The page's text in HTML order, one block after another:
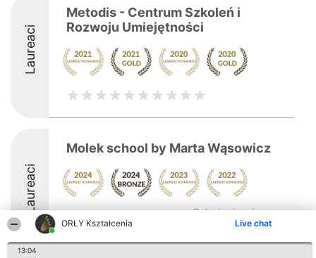
ORŁY Kształcenia Live chat
13:04
Laureaci
Metodis - Centrum Szkoleń i
Rozwoju Umiejętności
Laureaci
Molek school by Marta Wąsowicz
Pokaż więcej >>
8.8